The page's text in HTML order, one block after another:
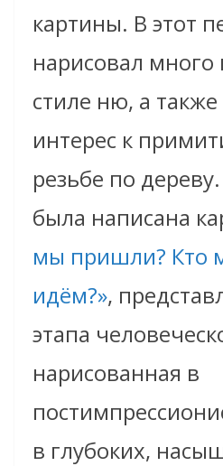
картины. В этот
нарисовал много
стиле ню, а
интерес к
резьбе по
была написана
мы пришли? Кто
идём?»,
этапа
нарисованная в
в глубоких,